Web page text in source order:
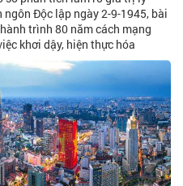
Độc lập ngày 2-9-1945, bài
trình 80 năm cách mạng
khơi dậy, hiện thực hóa